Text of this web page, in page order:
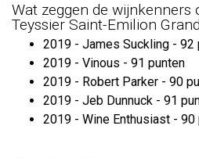
Wat zeggen de wijnkenners
Teyssier Saint-Emilion
2019 - James Suckling - 92
2019 - Vinous - 91 punten
2019 - Robert Parker - 90
2019 - Jeb Dunnuck - 91
2019 - Wine Enthusiast - 90